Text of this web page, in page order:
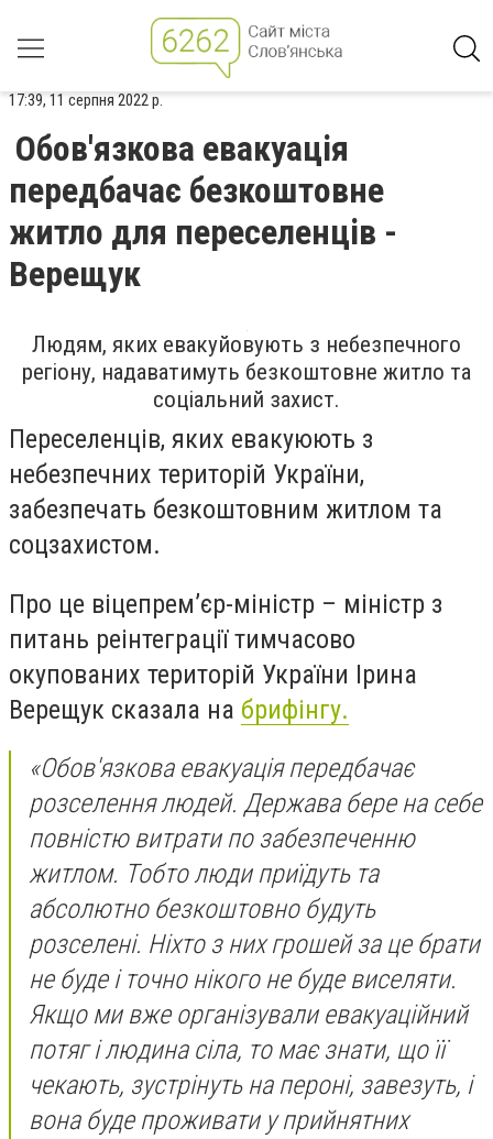
17:39, 11 серпня 2022 р.
Обов'язкова евакуація
передбачає безкоштовне
житло для переселенців -
Верещук
Людям, яких евакуйовують з небезпечного
регіону, надаватимуть безкоштовне житло та
соціальний захист.
Переселенців, яких евакуюють з
небезпечних територій України,
забезпечать безкоштовним житлом та
соцзахистом.
Про це віцепрем’єр-міністр – міністр з
питань реінтеграції тимчасово
окупованих територій України Ірина
Верещук сказала на брифінгу.
«Обов'язкова евакуація передбачає
розселення людей. Держава бере на себе
повністю витрати по забезпеченню
житлом. Тобто люди приїдуть та
абсолютно безкоштовно будуть
розселені. Ніхто з них грошей за це брати
не буде і точно нікого не буде виселяти.
Якщо ми вже організували евакуаційний
потяг і людина сіла, то має знати, що її
чекають, зустрінуть на пероні, завезуть, і
вона буде проживати у прийнятних